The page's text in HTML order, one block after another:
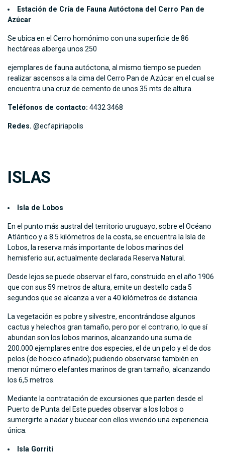
Estación de Cría de Fauna Autóctona del Cerro Pan de
Azúcar
Se ubica en el Cerro homónimo con una superficie de 86
hectáreas alberga unos 250
ejemplares de fauna autóctona, al mismo tiempo se pueden
realizar ascensos a la cima del Cerro Pan de Azúcar en el cual se
encuentra una cruz de cemento de unos 35 mts de altura.
Teléfonos de contacto: 4432 3468
Redes. @ecfapiriapolis
ISLAS
Isla de Lobos
En el punto más austral del territorio uruguayo, sobre el Océano
Atlántico y a 8.5 kilómetros de la costa, se encuentra la Isla de
Lobos, la reserva más importante de lobos marinos del
hemisferio sur, actualmente declarada Reserva Natural.
Desde lejos se puede observar el faro, construido en el año 1906
que con sus 59 metros de altura, emite un destello cada 5
segundos que se alcanza a ver a 40 kilómetros de distancia.
La vegetación es pobre y silvestre, encontrándose algunos
cactus y helechos gran tamaño, pero por el contrario, lo que sí
abundan son los lobos marinos, alcanzando una suma de
200.000 ejemplares entre dos especies, el de un pelo y el de dos
pelos (de hocico afinado); pudiendo observarse también en
menor número elefantes marinos de gran tamaño, alcanzando
los 6,5 metros.
Mediante la contratación de excursiones que parten desde el
Puerto de Punta del Este puedes observar a los lobos o
sumergirte a nadar y bucear con ellos viviendo una experiencia
única.
Isla Gorriti